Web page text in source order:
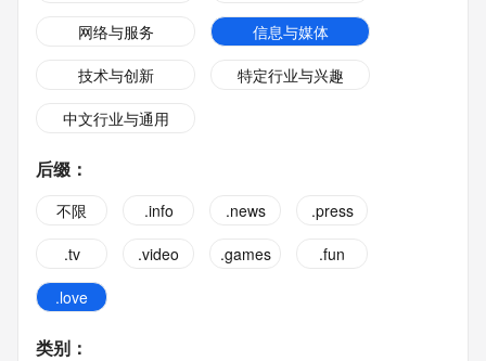
网络与服务
信息与媒体
技术与创新
特定行业与兴趣
中文行业与通用
后缀 ：
不限 .info .news
.press
.tv
.video .games
.fun
.love
类别 ：